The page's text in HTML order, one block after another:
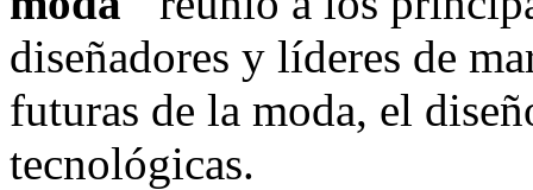
diseñadores y líderes de
futuras de la moda, el
tecnológicas.